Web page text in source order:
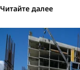
Читайте далее